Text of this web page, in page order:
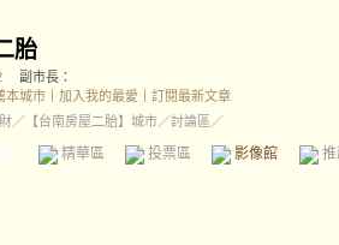
胎
副市長：
本城市 加入我的最愛
訂閱最新文章
／ 【台南房屋二胎】城市／討論區／
精華區 投票區 影像館